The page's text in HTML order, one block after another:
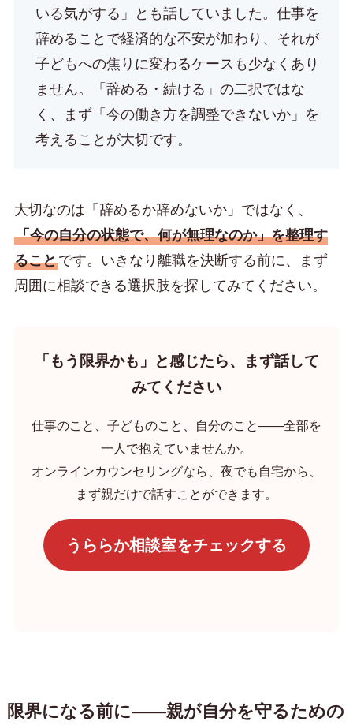
いる気がする」とも話していました。仕事を
辞めることで経済的な不安が加わり、それが
子どもへの焦りに変わるケースも少なくあり
ません。「辞める・続ける」の二択ではな
く、まず「今の働き方を調整できないか」を
考えることが大切です。
大切なのは「辞めるか辞めないか」ではなく、
「今の自分の状態で、何が無理なのか」を整理す
ることです。いきなり離職を決断する前に、まず
周囲に相談できる選択肢を探してみてください。
「もう限界かも」と感じたら、まず話して
みてください
仕事のこと、子どものこと、自分のこと——全部を
一人で抱えていませんか。
オンラインカウンセリングなら、夜でも自宅から、
まず親だけで話すことができます。
うららか相談室をチェックする
限界になる前に——親が自分を守るための